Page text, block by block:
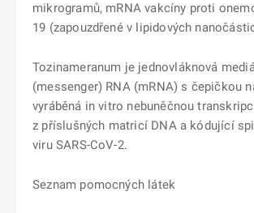
mikrogramů, mRNA vakcíny proti
19 (zapouzdřené v lipidových
Tozinameranum je jednovláknová
(messenger) RNA (mRNA) s čepičkou
vyráběná in vitro nebuněčnou
z příslušných matricí DNA a kódující
viru SARS-CoV-2.
Seznam pomocných látek